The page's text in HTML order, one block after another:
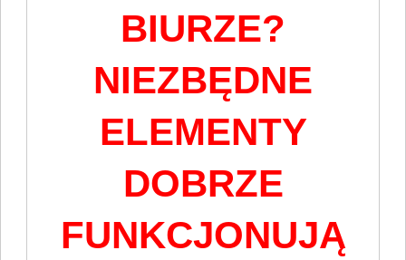
BIURZE?
NIEZBĘDNE
ELEMENTY
DOBRZE
FUNKCJONUJĄ